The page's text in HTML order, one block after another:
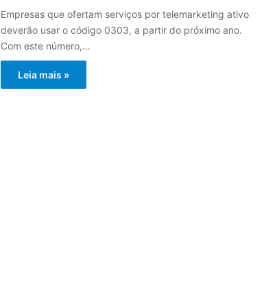
Empresas que ofertam serviços por telemarketing ativo
deverão usar o código 0303, a partir do próximo ano.
Com este número,…
Leia mais »